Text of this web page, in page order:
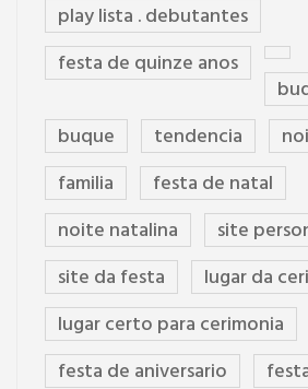
play lista . debutantes
festa de quinze anos
buque
tendencia
familia
festa de natal
noite natalina
site
site da festa
lugar da
lugar certo para cerimonia
festa de aniversario